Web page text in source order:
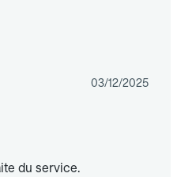
03/12/2025
du service.